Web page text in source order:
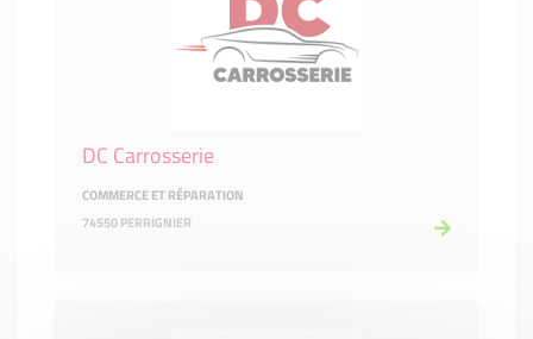
DC Carrosserie
COMMERCE ET RÉPARATION
74550 PERRIGNIER